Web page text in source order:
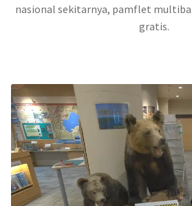
nasional sekitarnya, pamflet
gratis.